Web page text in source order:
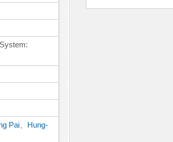
Pai
Hung-